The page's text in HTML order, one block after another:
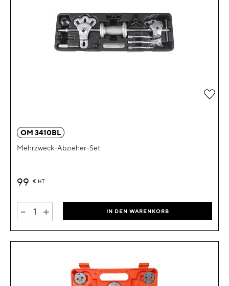
OM 3410BL
Mehrzweck-Abzieher-Set
99 € HT
- + IN DEN WARENKORB
Zur